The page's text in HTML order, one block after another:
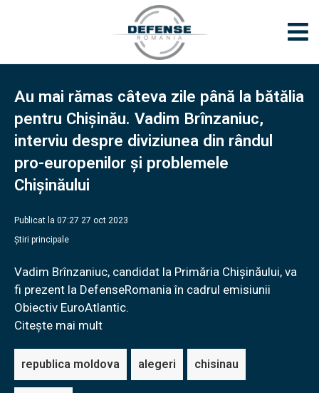
Au mai rămas câteva zile până la bătălia
pentru Chișinău. Vadim Brînzaniuc,
interviu despre diviziunea din rândul
pro-europenilor și problemele
Chișinăului
Publicat la 07:27 27 oct 2023
Știri principale
Vadim Brînzaniuc, candidat la Primăria Chișinăului, va
fi prezent la DefenseRomania în cadrul emisiunii
Obiectiv EuroAtlantic.
Citește mai mult
republica moldova alegeri chisinau